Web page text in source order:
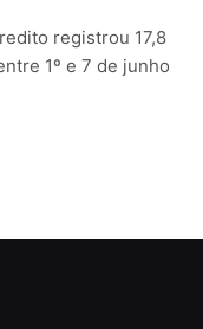
registrou 17,8
1º e 7 de junho